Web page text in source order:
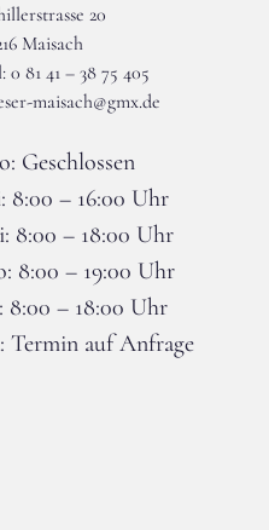
20
Maisach
0 81 41 – 38 75 405
maisach@gmx.de
Geschlossen
8:00 – 16:00 Uhr
8:00 – 18:00 Uhr
8:00 – 19:00 Uhr
8:00 – 18:00 Uhr
Termin auf Anfrage